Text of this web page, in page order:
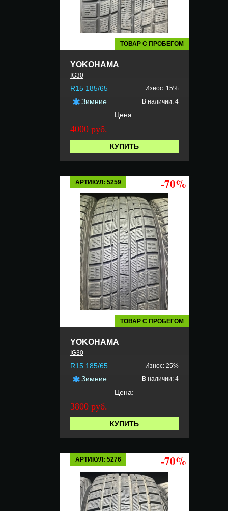
ТОВАР С ПРОБЕГОМ
YOKOHAMA
IG30
R15 185/65 Износ: 15%
Зимние В наличии: 4
Цена:
4000 руб.
КУПИТЬ
АРТИКУЛ: 5259 -70%
ТОВАР С ПРОБЕГОМ
YOKOHAMA
IG30
R15 185/65 Износ: 25%
Зимние В наличии: 4
Цена:
3800 руб.
КУПИТЬ
АРТИКУЛ: 5276 -70%